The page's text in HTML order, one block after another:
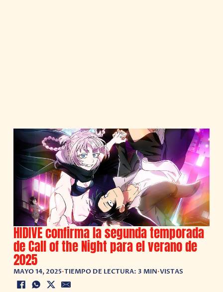
HIDIVE confirma la segunda temporada
de Call of the Night para el verano de
2025
MAYO 14, 2025•TIEMPO DE LECTURA: 3 MIN•VISTAS